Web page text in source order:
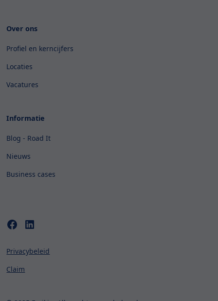
Over ons
Profiel en kerncijfers
Locaties
Vacatures
Informatie
Blog - Road It
Nieuws
Business cases
Privacybeleid
Claim